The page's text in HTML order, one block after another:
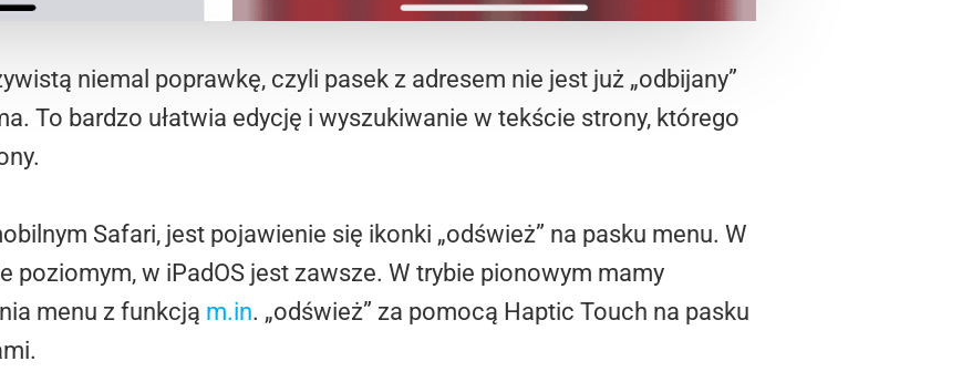
niemal poprawkę, czyli pasek z adresem nie jest już „odbijany”
To bardzo ułatwia edycję i wyszukiwanie w tekście strony, którego
Safari, jest pojawienie się ikonki „odśwież” na pasku menu. W
poziomym, w iPadOS jest zawsze. W trybie pionowym mamy
menu z funkcją m.in. „odśwież” za pomocą Haptic Touch na pasku